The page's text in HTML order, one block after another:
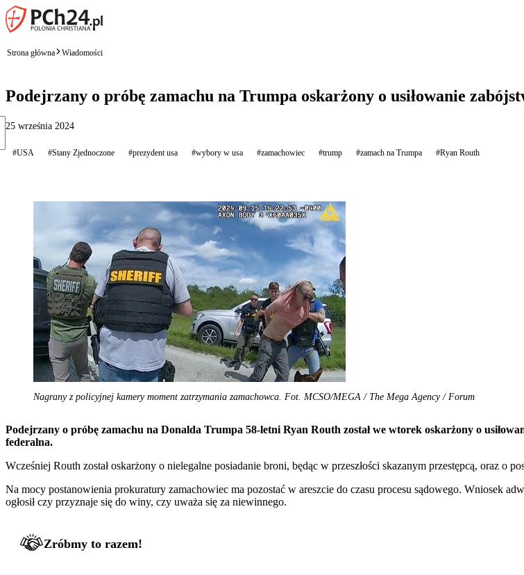
Strona główna Wiadomości
Podejrzany o próbę zamachu na Trumpa oskarżony o usiłowanie
25 września 2024
#USA #Stany Zjednoczone #prezydent usa #wybory w usa #zamachowiec #trump #zamach na Trumpa #Ryan Routh
Nagrany z policyjnej kamery moment zatrzymania zamachowca. Fot. MCSO/MEGA / The Mega Agency / Forum
Podejrzany o próbę zamachu na Donalda Trumpa 58-letni Ryan Routh został we wtorek oskarżony o
federalna.
Wcześniej Routh został oskarżony o nielegalne posiadanie broni, będąc w przeszłości skazanym przestępcą, oraz o
Na mocy postanowienia prokuratury zamachowiec ma pozostać w areszcie do czasu procesu sądowego. Wniosek
ogłosił czy przyznaje się do winy, czy uważa się za niewinnego.
Zróbmy to razem!